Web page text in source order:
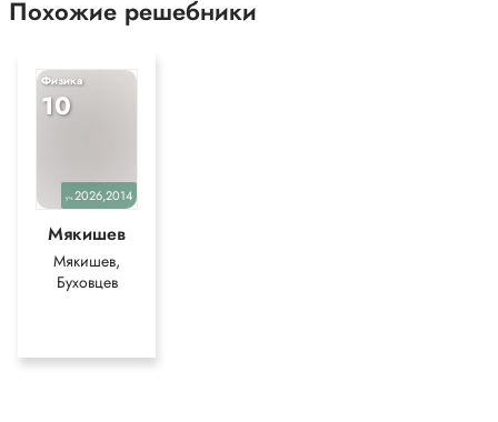
Похожие решебники
Физика
10
уч.2026,2014
Мякишев
Мякишев,
Буховцев